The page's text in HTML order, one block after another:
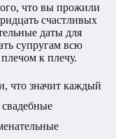
что вы прожили
счастливых
даты для
супругам всю
к плечу.
что значит каждый